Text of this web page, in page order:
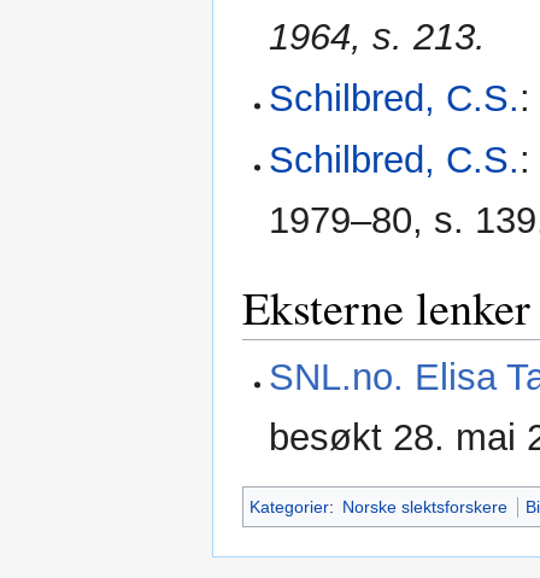
1964, s. 213.
Schilbred, C.S.:
Schilbred, C.S.:
1979–80, s.
Eksterne lenker
SNL.no. Elisa
besøkt 28. mai
Kategorier: Norske slektsforskere